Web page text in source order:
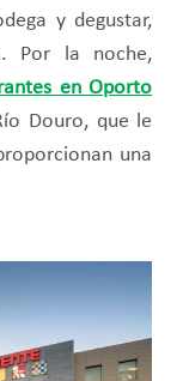
y degustar,
Por la noche,
en Oporto
Douro, que le
una